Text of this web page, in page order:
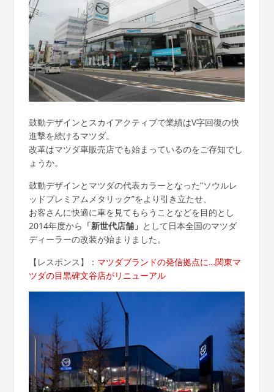
鼓動デザインとスカイアクティブで業績はV字回復の快
進撃を続けるマツダ。
改革はマツダ車販売店でも始まっているのをご存知でし
ょうか。
鼓動デザインとマツダの代表カラーとなった”ソウルレ
ッドプレミアムメタリック”をより引き立たせ、
お客さんに快適に車を見てもらうことなどを目的とし
2014年度から 「新世代店舗」 として日本全国のマツダ
ディーラーの改装が始まりました。
【レスポンス】： マツダブランドの発信拠点に…関東マ
ツダの目黒碑文谷店がリニューアル